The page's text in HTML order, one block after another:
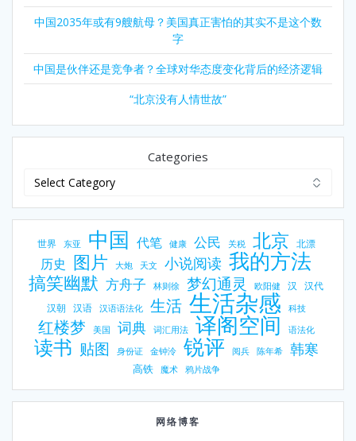
中国2035年或有9艘航母？美国真正害怕的其实不是这个数
字
中国是伙伴还是竞争者？全球对华态度变化背后的经济逻辑
“北京没有人情世故”
Categories
世界 东亚 中国 代笔 健康 公民 关税 北京 北漂
历史 图片 大炮 天文 小说阅读 我的方法
搞笑幽默 方舟子 林则徐 梦幻通灵 欧阳健 汉 汉代
汉朝 汉语 汉语语法化 生活 生活杂感 科技
红楼梦 美国 词典 词汇用法 译阁空间 语法化
读书 贴图 身份证 金钟泠 锐评 阅兵 陈年希 韩寒
高铁 魔术 鸦片战争
网络博客